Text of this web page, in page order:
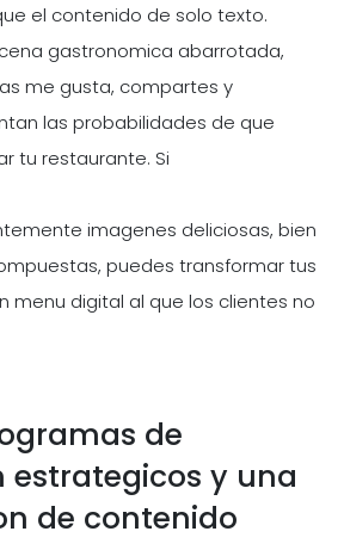
el contenido de solo texto.
gastronomica abarrotada,
me gusta, compartes y
las probabilidades de que
tu restaurante. Si
imagenes deliciosas, bien
puedes transformar tus
menu digital al que los clientes no
de
estrategicos y una
de contenido